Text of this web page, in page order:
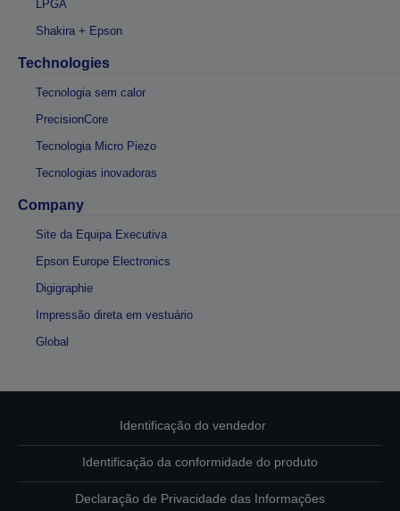
LPGA
Shakira + Epson
Technologies
Tecnologia sem calor
PrecisionCore
Tecnologia Micro Piezo
Tecnologias inovadoras
Company
Site da Equipa Executiva
Epson Europe Electronics
Digigraphie
Impressão direta em vestuário
Global
Identificação do vendedor
Identificação da conformidade do produto
Declaração de Privacidade das Informações